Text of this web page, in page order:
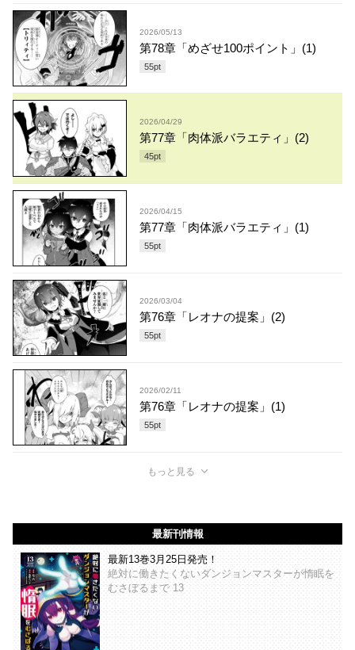
2026/05/13
第78章「めざせ100ポイント」(1)
55pt
2026/04/29
第77章「肉体派バラエティ」(2)
45pt
2026/04/15
第77章「肉体派バラエティ」(1)
55pt
2026/03/04
第76章「レオナの提案」(2)
55pt
2026/02/11
第76章「レオナの提案」(1)
55pt
もっと見る
最新刊情報
最新13巻3月25日発売！
絶対に働きたくないダンジョンマスターが惰眠を
むさぼるまで 13